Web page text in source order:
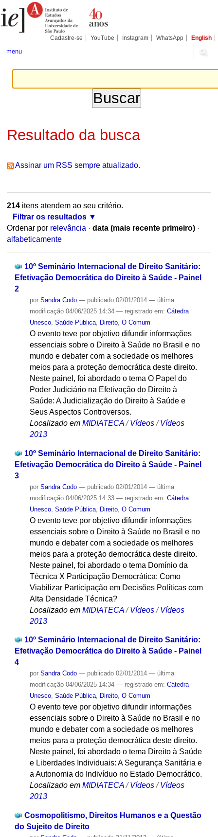
para
conteúdo.
Pessoais
Cadastre-se YouTube Instagram WhatsApp English
menu
Resultado da busca
Assinar um RSS sempre atualizado.
214itens atendem ao seu critério.
Filtrar os resultados
Ordenar por relevância · data (mais recente primeiro) ·
alfabeticamente
10º Seminário Internacional de Direito Sanitário:
Efetivação Democrática do Direito à Saúde - Painel
2
por Sandra Codo — publicado02/01/2014 — última
modificação04/06/2025 14:34 — registrado em: Cátedra
Unesco, Saúde Pública, Direito, O Comum
O evento teve por objetivo difundir informações
essenciais sobre o Direito à Saúde no Brasil e no
mundo e debater com a sociedade os melhores
meios para a proteção democrática deste direito.
Neste painel, foi abordado o tema O Papel do
Poder Judiciário na Efetivação do Direito à
Saúde: A Judicialização do Direito à Saúde e
Seus Aspectos Controversos.
Localizado em MIDIATECA /Vídeos /Vídeos
2013
10º Seminário Internacional de Direito Sanitário:
Efetivação Democrática do Direito à Saúde - Painel
3
por Sandra Codo — publicado02/01/2014 — última
modificação04/06/2025 14:33 — registrado em: Cátedra
Unesco, Saúde Pública, Direito, O Comum
O evento teve por objetivo difundir informações
essenciais sobre o Direito à Saúde no Brasil e no
mundo e debater com a sociedade os melhores
meios para a proteção democrática deste direito.
Neste painel, foi abordado o tema Domínio da
Técnica X Participação Democrática: Como
Viabilizar Participação em Decisões Políticas com
Alta Densidade Técnica?
Localizado em MIDIATECA /Vídeos /Vídeos
2013
10º Seminário Internacional de Direito Sanitário:
Efetivação Democrática do Direito à Saúde - Painel
4
por Sandra Codo — publicado02/01/2014 — última
modificação04/06/2025 14:34 — registrado em: Cátedra
Unesco, Saúde Pública, Direito, O Comum
O evento teve por objetivo difundir informações
essenciais sobre o Direito à Saúde no Brasil e no
mundo e debater com a sociedade os melhores
meios para a proteção democrática deste direito.
Neste painel, foi abordado o tema Direito à Saúde
e Liberdades Individuais: A Segurança Sanitária e
a Autonomia do Indivíduo no Estado Democrático.
Localizado em MIDIATECA /Vídeos /Vídeos
2013
Cosmopolitismo, Direitos Humanos e a Questão
do Sujeito de Direito